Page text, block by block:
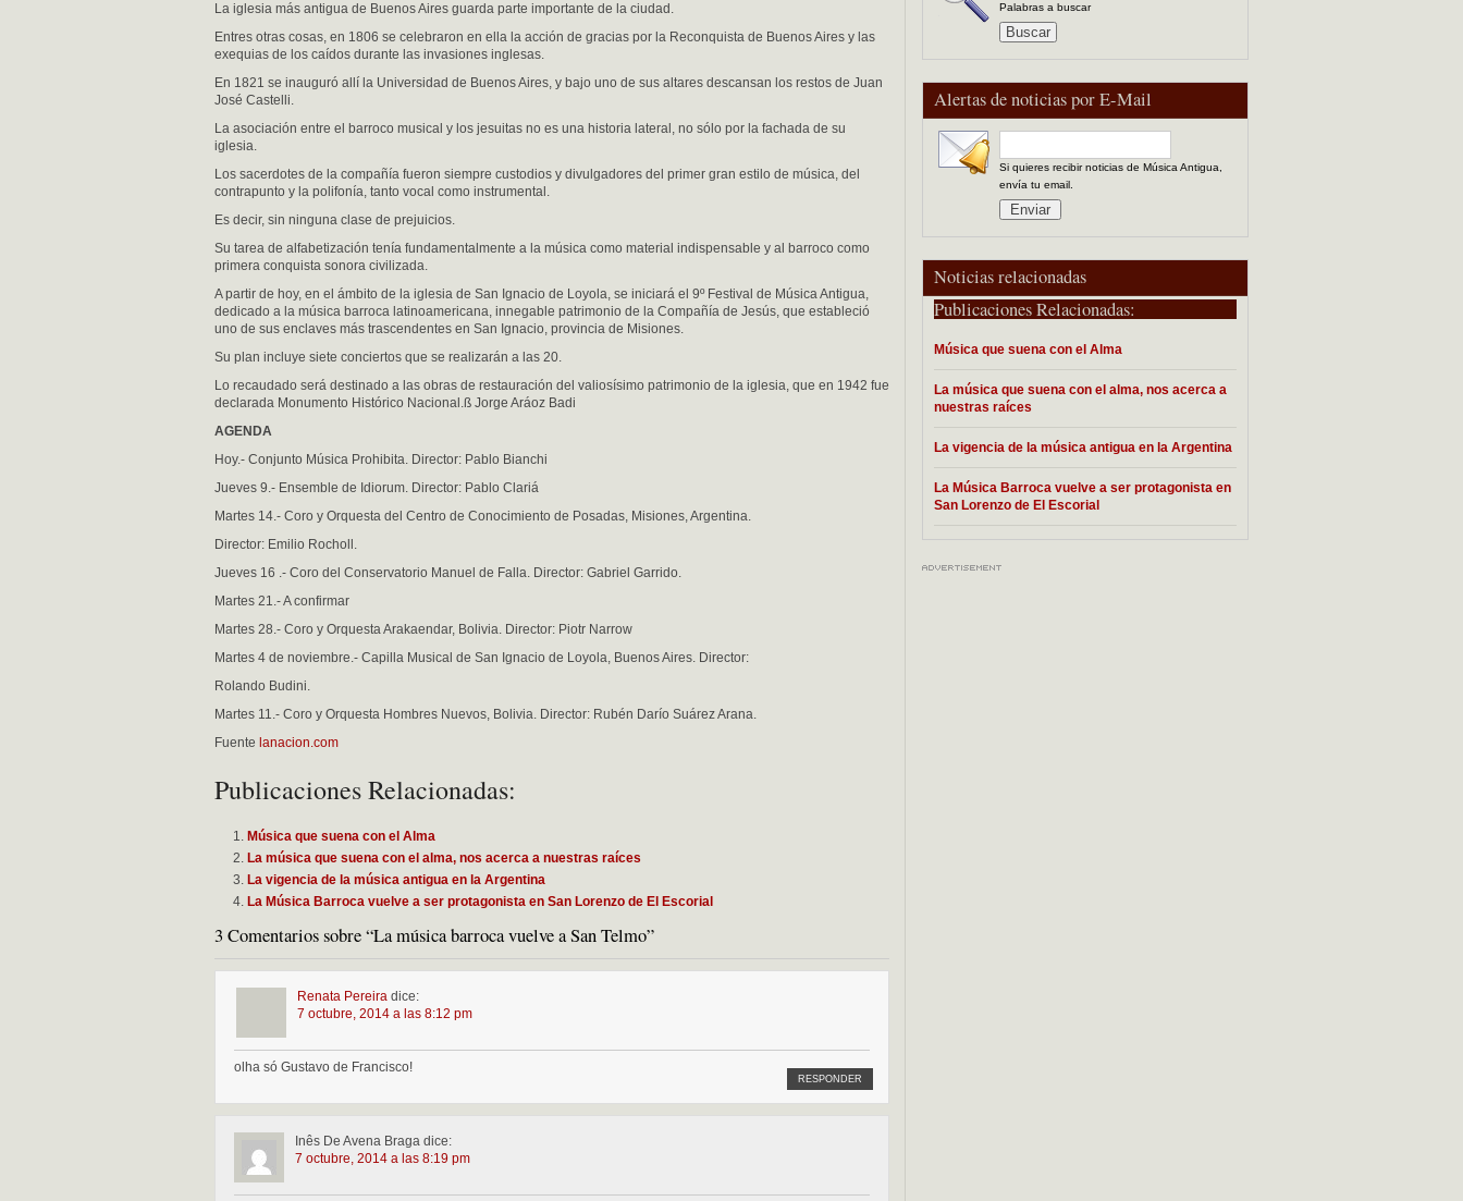
Palabras a buscar
Alertas de noticias por E-Mail
Si quieres recibir noticias de Música Antigua,
envía tu email.
Noticias relacionadas
Publicaciones Relacionadas:
Música que suena con el Alma
La música que suena con el alma, nos acerca a
nuestras raíces
La vigencia de la música antigua en la Argentina
La Música Barroca vuelve a ser protagonista en
San Lorenzo de El Escorial
La iglesia más antigua de Buenos Aires guarda parte importante de la ciudad.
Entres otras cosas, en 1806 se celebraron en ella la acción de gracias por la Reconquista de Buenos Aires y las
exequias de los caídos durante las invasiones inglesas.
En 1821 se inauguró allí la Universidad de Buenos Aires, y bajo uno de sus altares descansan los restos de Juan
José Castelli.
La asociación entre el barroco musical y los jesuitas no es una historia lateral, no sólo por la fachada de su
iglesia.
Los sacerdotes de la compañía fueron siempre custodios y divulgadores del primer gran estilo de música, del
contrapunto y la polifonía, tanto vocal como instrumental.
Es decir, sin ninguna clase de prejuicios.
Su tarea de alfabetización tenía fundamentalmente a la música como material indispensable y al barroco como
primera conquista sonora civilizada.
A partir de hoy, en el ámbito de la iglesia de San Ignacio de Loyola, se iniciará el 9º Festival de Música Antigua,
dedicado a la música barroca latinoamericana, innegable patrimonio de la Compañía de Jesús, que estableció
uno de sus enclaves más trascendentes en San Ignacio, provincia de Misiones.
Su plan incluye siete conciertos que se realizarán a las 20.
Lo recaudado será destinado a las obras de restauración del valiosísimo patrimonio de la iglesia, que en 1942 fue
declarada Monumento Histórico Nacional.ß Jorge Aráoz Badi
AGENDA
Hoy.- Conjunto Música Prohibita. Director: Pablo Bianchi
Jueves 9.- Ensemble de Idiorum. Director: Pablo Clariá
Martes 14.- Coro y Orquesta del Centro de Conocimiento de Posadas, Misiones, Argentina.
Director: Emilio Rocholl.
Jueves 16 .- Coro del Conservatorio Manuel de Falla. Director: Gabriel Garrido.
Martes 21.- A confirmar
Martes 28.- Coro y Orquesta Arakaendar, Bolivia. Director: Piotr Narrow
Martes 4 de noviembre.- Capilla Musical de San Ignacio de Loyola, Buenos Aires. Director:
Rolando Budini.
Martes 11.- Coro y Orquesta Hombres Nuevos, Bolivia. Director: Rubén Darío Suárez Arana.
Fuente lanacion.com
Publicaciones Relacionadas:
Música que suena con el Alma
La música que suena con el alma, nos acerca a nuestras raíces
La vigencia de la música antigua en la Argentina
La Música Barroca vuelve a ser protagonista en San Lorenzo de El Escorial
3 Comentarios sobre “La música barroca vuelve a San Telmo”
Renata Pereira dice:
7 octubre, 2014 a las 8:12 pm
olha só Gustavo de Francisco!
RESPONDER
Inês De Avena Braga dice:
7 octubre, 2014 a las 8:19 pm